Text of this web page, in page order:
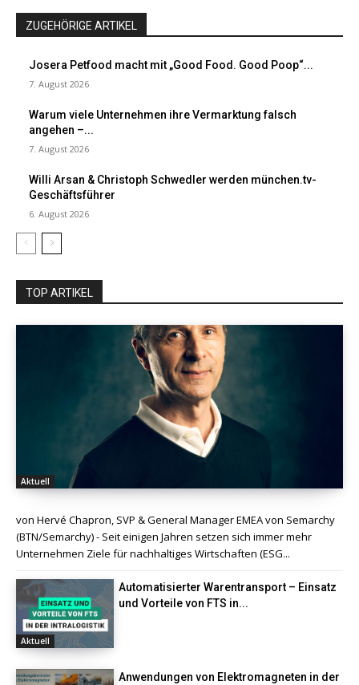
ZUGEHÖRIGE ARTIKEL
Josera Petfood macht mit „Good Food. Good Poop“...
7. August 2026
Warum viele Unternehmen ihre Vermarktung falsch
angehen –...
7. August 2026
Willi Arsan & Christoph Schwedler werden münchen.tv-
Geschäftsführer
6. August 2026
TOP ARTIKEL
Aktuell
von Hervé Chapron, SVP & General Manager EMEA von Semarchy
(BTN/Semarchy) - Seit einigen Jahren setzen sich immer mehr
Unternehmen Ziele für nachhaltiges Wirtschaften (ESG...
Aktuell
Automatisierter Warentransport – Einsatz
und Vorteile von FTS in...
Anwendungen von Elektromagneten in der